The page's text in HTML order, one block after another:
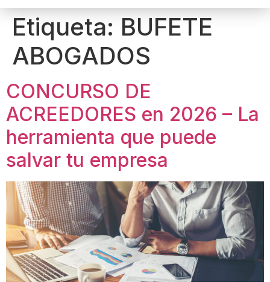
Etiqueta: BUFETE
ABOGADOS
CONCURSO DE
ACREEDORES en 2026 – La
herramienta que puede
salvar tu empresa